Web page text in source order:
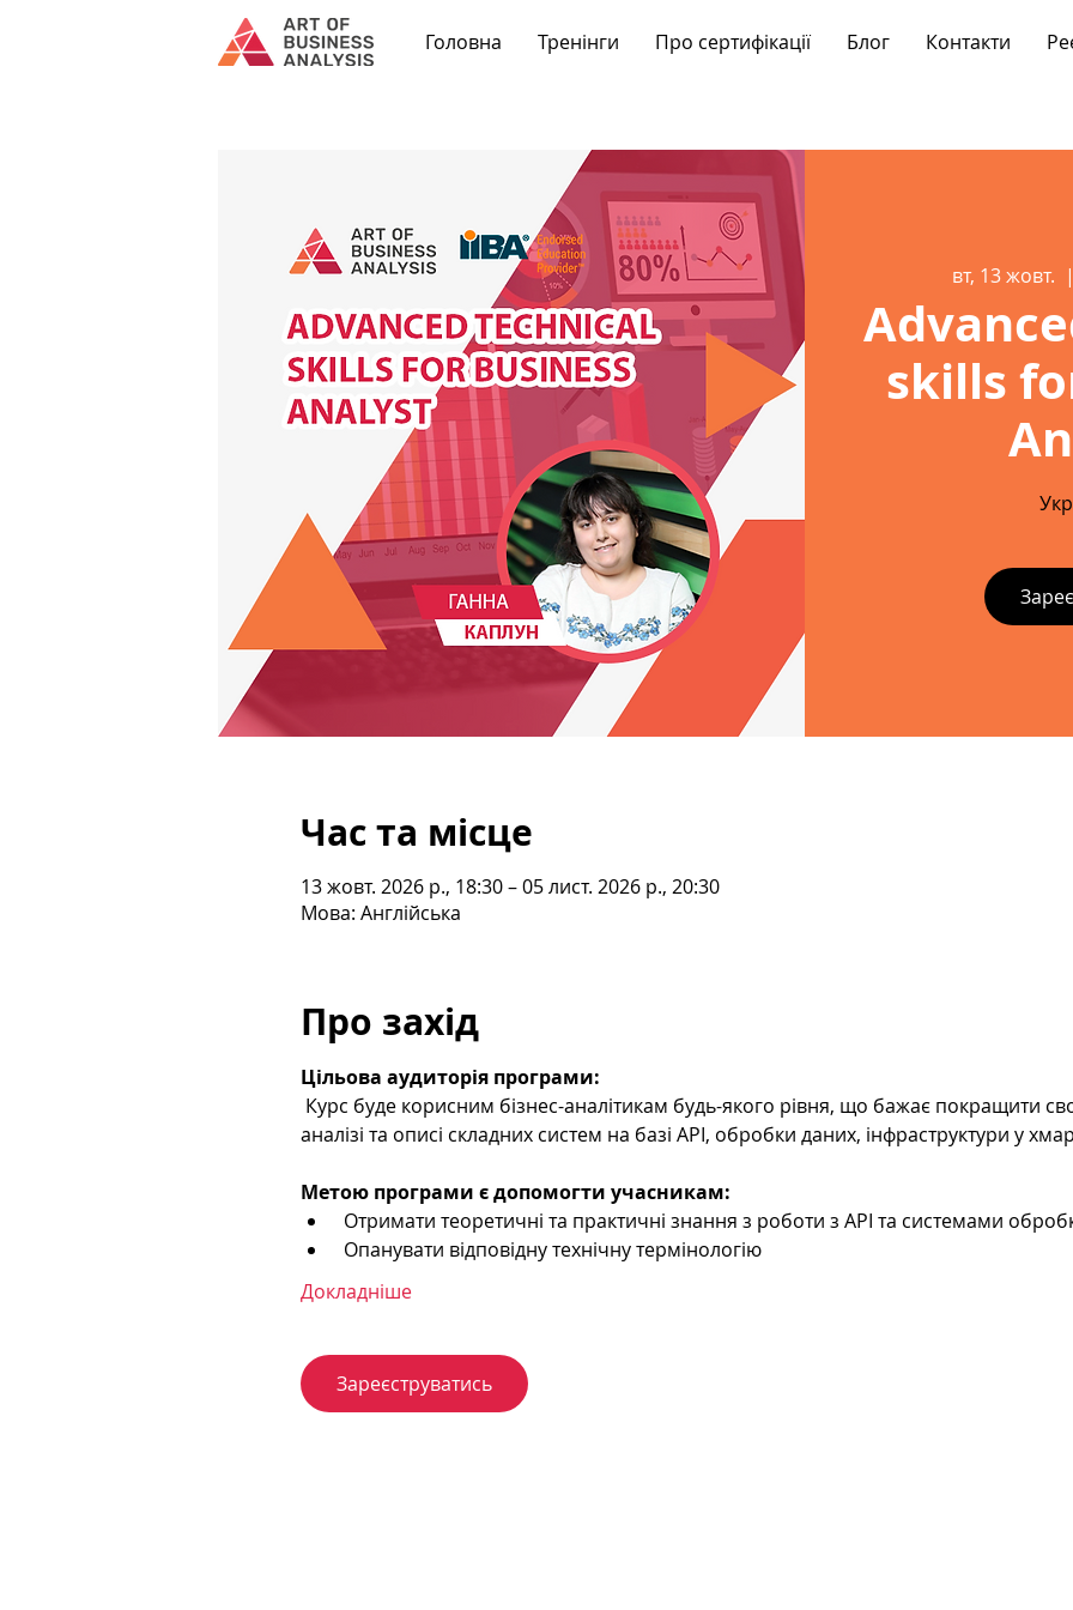
Головна Тренінги Про сертифікації Блог Контакти
вт, 13 жовт.
  |
skills
Час та місце
13 жовт. 2026 р., 18:30 – 05 лист. 2026 р., 20:30
Мова: Англійська
Про захід
Цільова аудиторія програми:
аналізі та описі складних систем на базі API, обробки даних, інфраструктури у
Метою програми є допомогти учасникам:
Отримати теоретичні та практичні знання з роботи з API та системами
Опанувати відповідну технічну термінологію
Докладніше
Зареєструватись